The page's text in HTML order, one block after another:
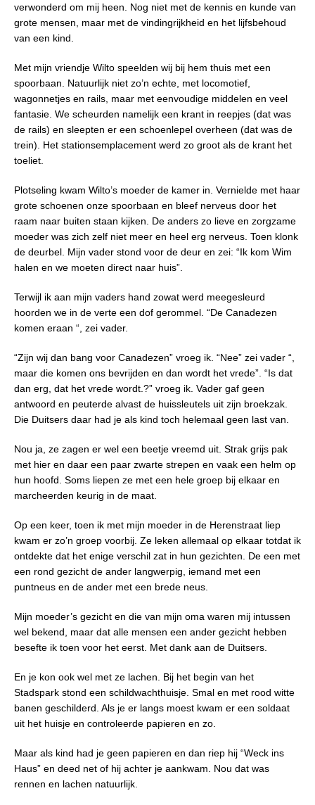
verwonderd om mij heen. Nog niet met de kennis en kunde van
grote mensen, maar met de vindingrijkheid en het lijfsbehoud
van een kind.
Met mijn vriendje Wilto speelden wij bij hem thuis met een
spoorbaan. Natuurlijk niet zo’n echte, met locomotief,
wagonnetjes en rails, maar met eenvoudige middelen en veel
fantasie. We scheurden namelijk een krant in reepjes (dat was
de rails) en sleepten er een schoenlepel overheen (dat was de
trein). Het stationsemplacement werd zo groot als de krant het
toeliet.
Plotseling kwam Wilto’s moeder de kamer in. Vernielde met haar
grote schoenen onze spoorbaan en bleef nerveus door het
raam naar buiten staan kijken. De anders zo lieve en zorgzame
moeder was zich zelf niet meer en heel erg nerveus. Toen klonk
de deurbel. Mijn vader stond voor de deur en zei: “Ik kom Wim
halen en we moeten direct naar huis”.
Terwijl ik aan mijn vaders hand zowat werd meegesleurd
hoorden we in de verte een dof gerommel. “De Canadezen
komen eraan “, zei vader.
“Zijn wij dan bang voor Canadezen” vroeg ik. “Nee” zei vader “,
maar die komen ons bevrijden en dan wordt het vrede”. “Is dat
dan erg, dat het vrede wordt.?” vroeg ik. Vader gaf geen
antwoord en peuterde alvast de huissleutels uit zijn broekzak.
Die Duitsers daar had je als kind toch helemaal geen last van.
Nou ja, ze zagen er wel een beetje vreemd uit. Strak grijs pak
met hier en daar een paar zwarte strepen en vaak een helm op
hun hoofd. Soms liepen ze met een hele groep bij elkaar en
marcheerden keurig in de maat.
Op een keer, toen ik met mijn moeder in de Herenstraat liep
kwam er zo’n groep voorbij. Ze leken allemaal op elkaar totdat ik
ontdekte dat het enige verschil zat in hun gezichten. De een met
een rond gezicht de ander langwerpig, iemand met een
puntneus en de ander met een brede neus.
Mijn moeder’s gezicht en die van mijn oma waren mij intussen
wel bekend, maar dat alle mensen een ander gezicht hebben
besefte ik toen voor het eerst. Met dank aan de Duitsers.
En je kon ook wel met ze lachen. Bij het begin van het
Stadspark stond een schildwachthuisje. Smal en met rood witte
banen geschilderd. Als je er langs moest kwam er een soldaat
uit het huisje en controleerde papieren en zo.
Maar als kind had je geen papieren en dan riep hij “Weck ins
Haus” en deed net of hij achter je aankwam. Nou dat was
rennen en lachen natuurlijk.